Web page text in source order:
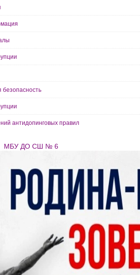
безопасность
антидопинговых правил
МБУ ДО СШ № 6